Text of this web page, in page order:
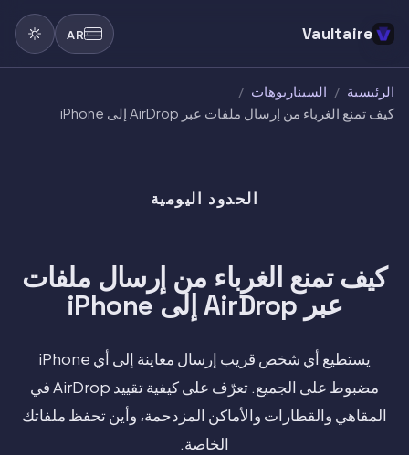
Vaultaire
AR
الرئيسية / السيناريوهات /
كيف تمنع الغرباء من إرسال ملفات عبر AirDrop إلى iPhone
الحدود اليومية
كيف تمنع الغرباء من إرسال ملفات
عبر AirDrop إلى iPhone
يستطيع أي شخص قريب إرسال معاينة إلى أي iPhone
مضبوط على الجميع. تعرّف على كيفية تقييد AirDrop في
المقاهي والقطارات والأماكن المزدحمة، وأين تحفظ ملفاتك
الخاصة.